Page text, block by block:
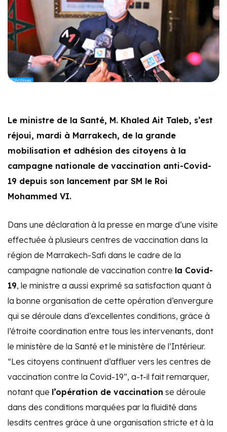
Le ministre de la Santé, M. Khaled Ait Taleb, s’est
réjoui, mardi à Marrakech, de la grande
mobilisation et adhésion des citoyens à la
campagne nationale de vaccination anti-Covid-
19 depuis son lancement par SM le Roi
Mohammed VI.
Dans une déclaration à la presse en marge d’une visite
effectuée à plusieurs centres de vaccination dans la
région de Marrakech-Safi dans le cadre de la
campagne nationale de vaccination contre la Covid-
19, le ministre a aussi exprimé sa satisfaction quant à
la bonne organisation de cette opération d’envergure
qui se déroule dans d’excellentes conditions, grâce à
l’étroite coordination entre tous les intervenants, dont
le ministère de la Santé et le ministère de l’Intérieur.
“Les citoyens continuent d’affluer vers les centres de
vaccination contre la Covid-19”, a-t-il fait remarquer,
notant que l’opération de vaccination se déroule
dans des conditions marquées par la fluidité dans
lesdits centres grâce à une organisation stricte et à la